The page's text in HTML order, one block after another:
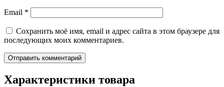
Email *
Сохранить моё имя, email и адрес сайта в этом браузере для
последующих моих комментариев.
Характеристики товара